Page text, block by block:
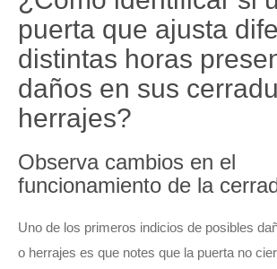
puerta que ajusta
distintas horas
daños en sus
herrajes?
Observa cambios en el
funcionamiento de la
Uno de los primeros indicios de posibles
o herrajes es que notes que la puerta no